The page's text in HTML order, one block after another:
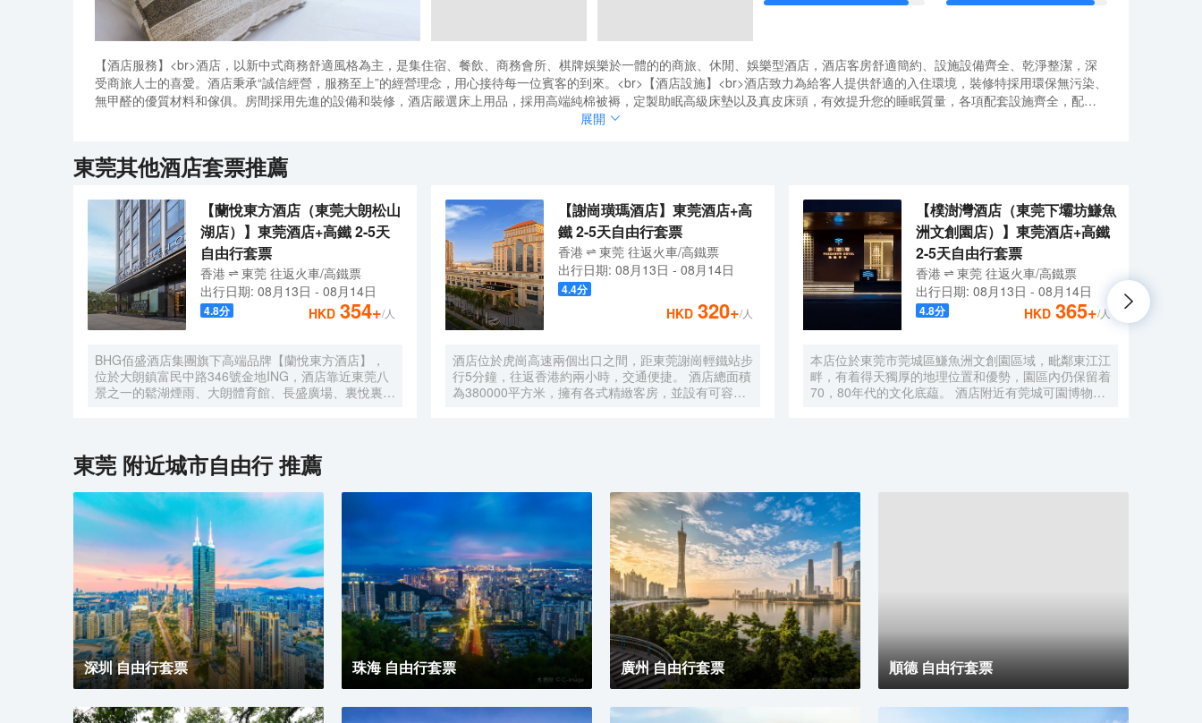
【酒店服務】<br>酒店，以新中式商務舒適風格為主，是集住宿、餐飲、商務會所、棋牌娛樂於一體的的商旅、休閒、娛樂型酒店，酒店客房舒適簡約、設施設備齊全、乾淨整潔，深
受商旅人士的喜愛。酒店秉承“誠信經營，服務至上”的經營理念，用心接待每一位賓客的到來。<br>【酒店設施】<br>酒店致力為給客人提供舒適的入住環境，裝修特採用環保無污染、
無甲醛的優質材料和傢俱。房間採用先進的設備和裝修，酒店嚴選床上用品，採用高端純棉被褥，定製助眠高級床墊以及真皮床頭，有效提升您的睡眠質量，各項配套設施齊全，配備
空調，24小時熱水，高清液晶電視，極速WiFi，等先進房間設施設備。酒店附樓更設有海霸酒樓，粵式佳餚，久負盛名，可同時容納1000多人就餐。酒店一樓為大堂吧。二樓即是可容
鐘左右即可。駕車至塘尾明清古村落較便捷，周邊更有東莞生態園濕地景區，黃大仙古廟等著名網紅打卡點，周邊更有花千谷格桑花世界、東莞市橫瀝鎮村頭草莓園等景點及熱門遊玩
場所。閒暇時間可去周邊景點東莞生態園濕地景區感受一下大自然的新鮮空氣，或卸下疲憊去草莓基地放鬆身心。周邊更有西餐、火鍋、砂鍋粥等各種美食餐廳任君挑選~餐飲、商場、
通一百分便利！<br><br>東莞海霸酒店——酒店商務出行，情侶出遊，家庭出遊的理想選擇！
【酒店服務】<br>酒店，以新中式商務舒適風格為主，是集住宿、餐飲、商務會所、棋牌娛樂於一體的的商旅、休閒、娛樂型酒店，酒店客房舒適簡約、設施設備齊全、乾淨整潔，深
無甲醛的優質材料和傢俱。房間採用先進的設備和裝修，酒店嚴選床上用品，採用高端純棉被褥，定製助眠高級床墊以及真皮床頭，有效提升您的睡眠質量，各項配套設施齊全，配備
空調，24小時熱水，高清液晶電視，極速WiFi，等先進房間設施設備。酒店附樓更設有海霸酒樓，粵式佳餚，久負盛名，可同時容納1000多人就餐。酒店一樓為大堂吧。二樓即是可容
鐘左右即可。駕車至塘尾明清古村落較便捷，周邊更有東莞生態園濕地景區，黃大仙古廟等著名網紅打卡點，周邊更有花千谷格桑花世界、東莞市橫瀝鎮村頭草莓園等景點及熱門遊玩
場所。閒暇時間可去周邊景點東莞生態園濕地景區感受一下大自然的新鮮空氣，或卸下疲憊去草莓基地放鬆身心。周邊更有西餐、火鍋、砂鍋粥等各種美食餐廳任君挑選~餐飲、商場、
娛樂、購物、景點一應俱全。<br>【酒店位置】<br>酒店位於東莞石排鎮，福隆石洲大道950號。距離橫瀝站駕車約15分鐘，距離石排汽車客運站步行只需10分鐘，駕車只需5分鐘，交
通一百分便利！<br><br>東莞海霸酒店——酒店商務出行，情侶出遊，家庭出遊的理想選擇！
展開
東莞其他酒店套票推薦
【蘭悅東方酒店（東莞大朗松山
湖店）】東莞酒店+高鐵 2-5天
自由行套票
香港 東莞 往返火車/高鐵票
出行日期: 08月13日 - 08月14日
4.8分 HKD 354+/人
BHG佰盛酒店集團旗下高端品牌【蘭悅東方酒店】，
位於大朗鎮富民中路346號金地ING，酒店靠近東莞八
景之一的鬆湖煙雨、大朗體育館、長盛廣場、裏悅裏購
等。以優美的環境與細緻的服務讓客人在酒店有更好的
體驗。
【謝崗璜瑪酒店】東莞酒店+高
鐵 2-5天自由行套票
香港 東莞 往返火車/高鐵票
出行日期: 08月13日 - 08月14日
4.4分
HKD 320+/人
酒店位於虎崗高速兩個出口之間，距東莞謝崗輕鐵站步
行5分鐘，往返香港約兩小時，交通便捷。 酒店總面積
為380000平方米，擁有各式精緻客房，並設有可容納
【樸澍灣酒店（東莞下壩坊鰜魚
洲文創園店）】東莞酒店+高鐵
2-5天自由行套票
香港 東莞 往返火車/高鐵票
出行日期: 08月13日 - 08月14日
4.8分 HKD 365+/人
本店位於東莞市莞城區鰜魚洲文創園區域，毗鄰東江江
畔，有着得天獨厚的地理位置和優勢，園區內仍保留着
70，80年代的文化底藴。 酒店附近有莞城可園博物
格」將當地文化特色和自然風景融入，是以“隱逸於
市”為主題的高端酒店，周邊綠樹成蔭、具有自然氣
息，酒店倡導貼心與質感兼具的服務態度，在每一個細
節處給您更親切的體驗，能真實地為客人提供一個親近
自然的環境，使客人在入住酒店後可以享受到獨特的體
驗。 酒店內部裝飾雅緻、臻於細節，擁有各類豪華客
房共計多間，酒店客房內配套設施一應俱全，三秒熱水
淋浴花灑、智能家電、千兆光纖無縫接入、wifi覆蓋。
酒店同時配備地面停車場、智能機器人送物、中西自助
式早餐廳、多功能會議室、自助洗衣房及寬敞的閲讀會
友書吧等配套，為您提供一個自在、放鬆、休憩、充
電、會友的居停空間。同時自然、靜謐、温暖、樸實的
入住體驗與您隨行，是您商務及旅行出行的優質選擇。
東莞附近城市自由行 推薦
深圳 自由行套票 珠海 自由行套票 廣州 自由行套票 順德 自由行套票